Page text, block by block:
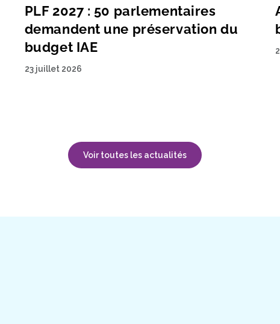
PLF 2027 : 50 parlementaires
demandent une préservation du
budget IAE
23 juillet 2026
Voir toutes les actualités